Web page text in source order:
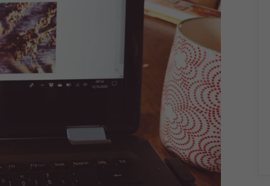
werden standardmäßig blockiert. Wenn
von externen Medien akzeptiert werden, bedarf
Zugriff auf diese Inhalte keiner manuellen Einwilligung
Cookie-Informationen anzeigen
by Borlabs Cookie Datenschutzerklärung Impressum